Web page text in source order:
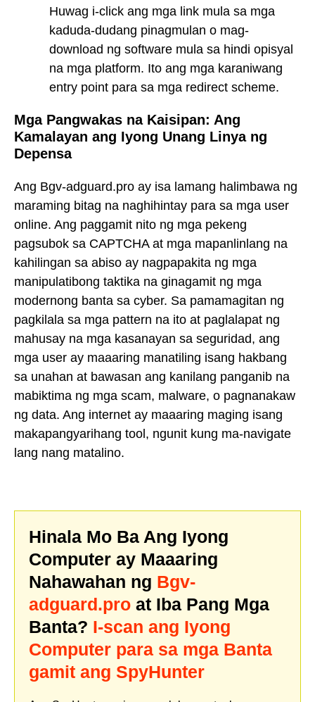
Huwag i-click ang mga link mula sa mga
kaduda-dudang pinagmulan o mag-
download ng software mula sa hindi opisyal
na mga platform. Ito ang mga karaniwang
entry point para sa mga redirect scheme.
Mga Pangwakas na Kaisipan: Ang
Kamalayan ang Iyong Unang Linya ng
Depensa
Ang Bgv-adguard.pro ay isa lamang halimbawa ng
maraming bitag na naghihintay para sa mga user
online. Ang paggamit nito ng mga pekeng
pagsubok sa CAPTCHA at mga mapanlinlang na
kahilingan sa abiso ay nagpapakita ng mga
manipulatibong taktika na ginagamit ng mga
modernong banta sa cyber. Sa pamamagitan ng
pagkilala sa mga pattern na ito at paglalapat ng
mahusay na mga kasanayan sa seguridad, ang
mga user ay maaaring manatiling isang hakbang
sa unahan at bawasan ang kanilang panganib na
mabiktima ng mga scam, malware, o pagnanakaw
ng data. Ang internet ay maaaring maging isang
makapangyarihang tool, ngunit kung ma-navigate
lang nang matalino.
Hinala Mo Ba Ang Iyong
Computer ay Maaaring
Nahawahan ng Bgv-
adguard.pro at Iba Pang Mga
Banta? I-scan ang Iyong
Computer para sa mga Banta
gamit ang SpyHunter